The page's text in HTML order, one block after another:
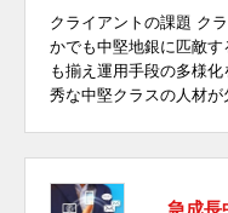
クライアントの課題 ク
かでも中堅地銀に匹敵
も揃え運用手段の多様
秀な中堅クラスの人材
急成